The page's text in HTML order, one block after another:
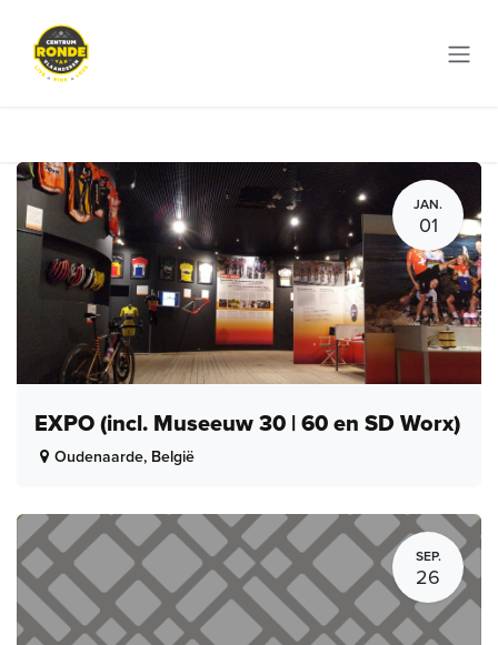
JAN.
01
EXPO (incl. Museeuw 30 | 60 en SD Worx)
Oudenaarde, België
SEP.
26